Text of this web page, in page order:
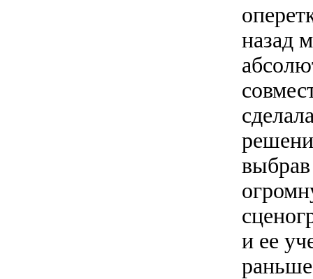
назад
и ее